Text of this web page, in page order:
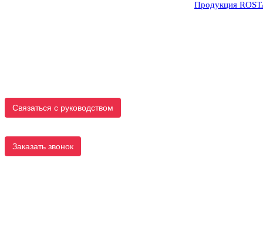
Связаться с руководством
Заказать звонок
Продукция